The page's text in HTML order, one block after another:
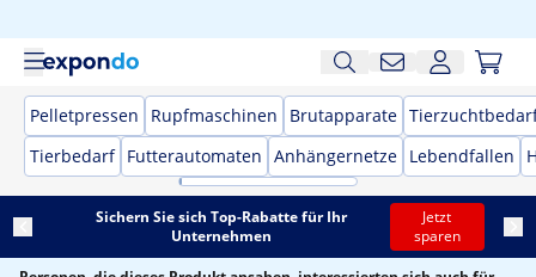
Pelletpressen Rupfmaschinen Brutapparate
Tierbedarf Futterautomaten Anhängernetze Lebendfallen
Sichern Sie sich Top-Rabatte für Ihr
Unternehmen
Jetzt
sparen